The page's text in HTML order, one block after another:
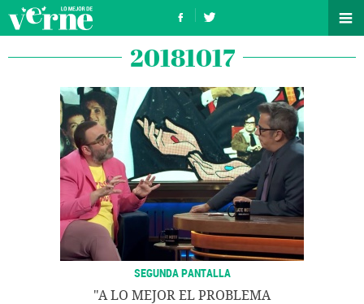
20181017
SEGUNDA PANTALLA
"A LO MEJOR EL PROBLEMA